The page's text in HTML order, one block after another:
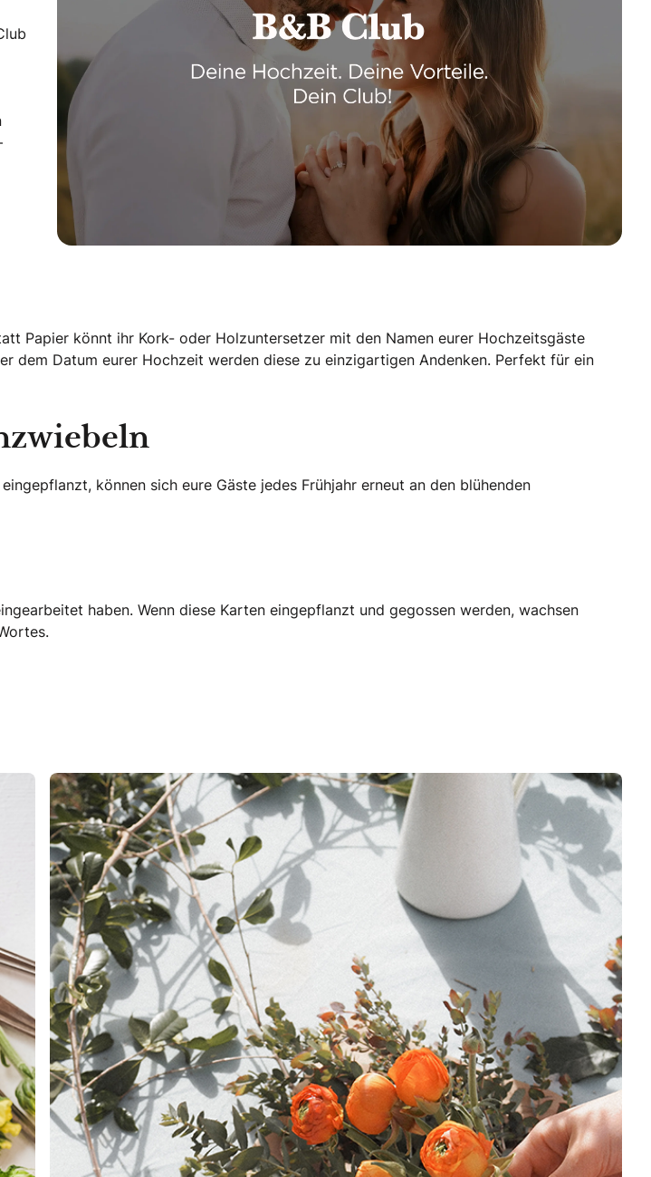
Papier könnt ihr Kork- oder Holzuntersetzer mit den Namen eurer Hochzeitsgäste
dem Datum eurer Hochzeit werden diese zu einzigartigen Andenken. Perfekt für ein
können sich eure Gäste jedes Frühjahr erneut an den blühenden
haben. Wenn diese Karten eingepflanzt und gegossen werden, wachsen